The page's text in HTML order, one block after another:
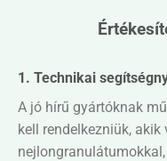
1. Technikai
A jó hírű gyártóknak
kell rendelkezniük, akik